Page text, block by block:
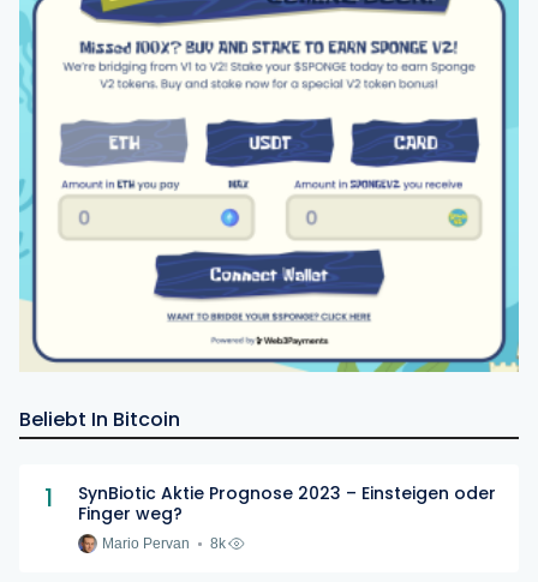
Beliebt In Bitcoin
1
SynBiotic Aktie Prognose 2023 – Einsteigen oder
Finger weg?
Mario Pervan 8k